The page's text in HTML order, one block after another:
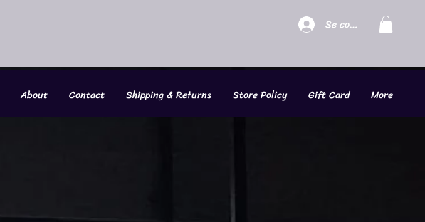
Se connecter
About Contact Shipping & Returns Store Policy Gift Card More